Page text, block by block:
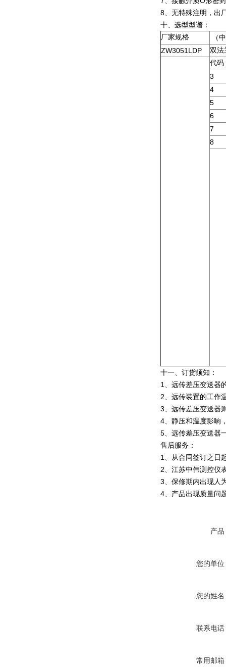
8、无特殊注明，出
十、选型型谱：
厂家规格 （
ZW3051LDP
双法
代码
3
4
5
6
7
8
十一、订货须知：
1、远传差压变送器
2、远传装置的工作
3、远传差压变送器
4、静压和温度影响
5、远传差压变送器
售后服务：
1、从合同签订之日
2、江苏中伟测控仪
3、保修期内出现人
4、产品出现质量问
产品
您的单位
您的姓名
联系电话
常用邮箱